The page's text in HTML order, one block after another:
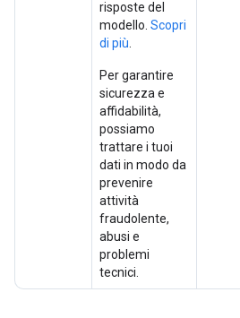
risposte del
modello. Scopri
di più
Per garantire
sicurezza e
affidabilità,
possiamo
trattare i tuoi
dati in modo da
prevenire
attività
fraudolente,
abusi e
problemi
tecnici.